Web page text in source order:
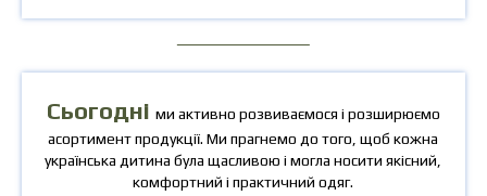
Сьогодні ми активно розвиваємося і розширюємо
асортимент продукції. Ми прагнемо до того, щоб кожна
українська дитина була щасливою і могла носити якісний,
комфортний і практичний одяг.